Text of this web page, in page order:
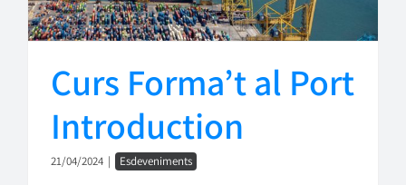
Curs Forma’t al Port
Introduction
21/04/2024 | Esdeveniments